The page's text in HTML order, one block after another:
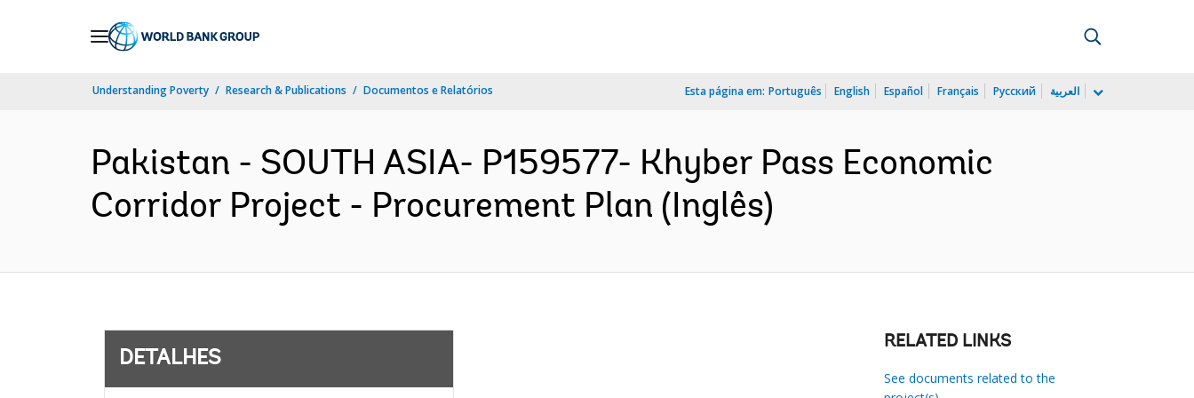
Understanding Poverty Research & Publications Documentos e Relatórios Esta página em: Português English Español Français Русский العربية
Pakistan - SOUTH ASIA- P159577- Khyber Pass Economic
Corridor Project - Procurement Plan (Inglês)
DETALHES
RELATED LINKS
See documents related to the